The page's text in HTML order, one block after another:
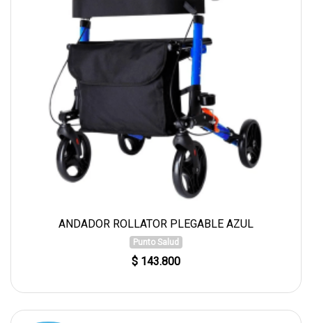
ANDADOR ROLLATOR PLEGABLE AZUL
Punto Salud
$ 143.800